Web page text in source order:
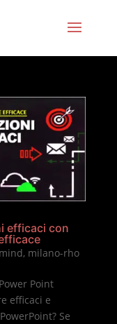
efficaci con
, milano-rho
Point
efficaci e
Se